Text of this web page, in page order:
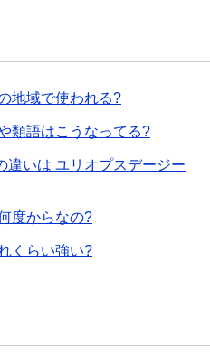
地域で使われる?
類語はこうなってる?
違いは ユリオプスデージー
度からなの?
くらい強い?